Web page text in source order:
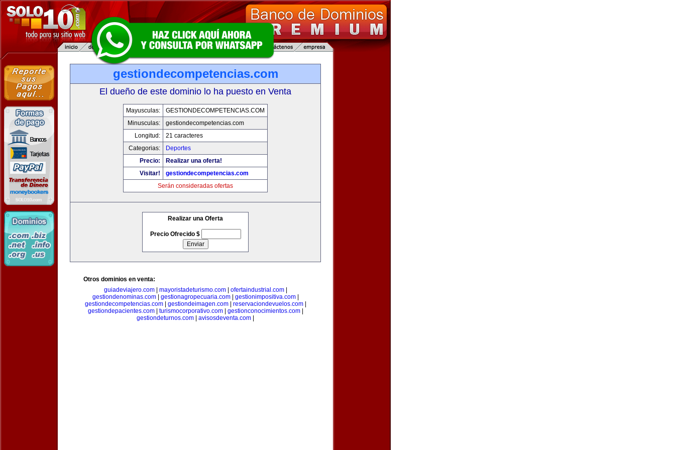
gestiondecompetencias.com
El dueño de este dominio lo ha puesto en Venta
Mayusculas:
GESTIONDECOMPETENCIAS.COM
Minusculas:
gestiondecompetencias.com
Longitud:
21 caracteres
Categorias:
Deportes
Precio:
Realizar una oferta!
Visitar!
gestiondecompetencias.com
Serán consideradas ofertas
Realizar una Oferta
Precio Ofrecido $
Otros dominios en venta:
guiadeviajero.com| mayoristadeturismo.com| ofertaindustrial.com|
gestiondenominas.com| gestionagropecuaria.com| gestionimpositiva.com|
gestiondecompetencias.com| gestiondeimagen.com| reservaciondevuelos.com|
gestiondepacientes.com| turismocorporativo.com| gestionconocimientos.com|
gestiondeturnos.com
avisosdeventa.com